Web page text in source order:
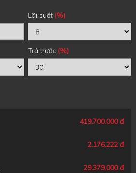
Lãi suất (%)
Trả trước (%)
419.700.000 đ
2.176.222 đ
29.379.000 đ